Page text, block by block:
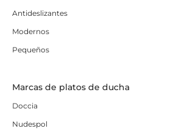
Antideslizantes
Modernos
Pequeños
Marcas de platos de ducha
Doccia
Nudespol